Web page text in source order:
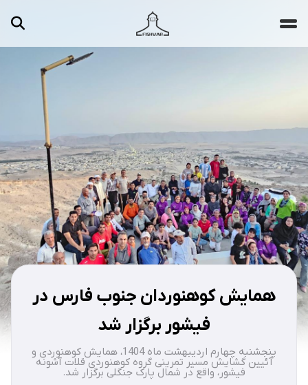
ویدیوها دسته‌بندی‌ها
همایش کوهنوردان جنوب فارس در
فیشور برگزار شد
پنجشنبه چهارم اردیبهشت ماه 1404، همایش کوهنوردی و
آئیین گشایش مسیر تمرینی گروه کوهنوردی قلات آشونه
فیشور، واقع در شمال پارک جنگلی برگزار شد.